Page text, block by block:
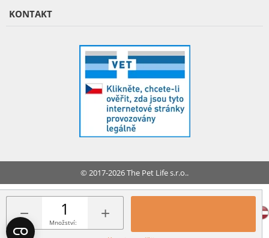
− +
Množství:
KONTAKT
© 2017-2026 The Pet Life s.r.o..
FERA INTERNATIONAL: